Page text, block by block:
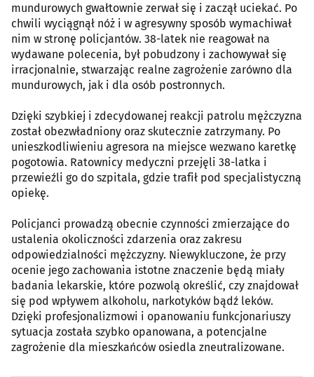
mundurowych gwałtownie zerwał się i zaczął uciekać. Po
chwili wyciągnął nóż i w agresywny sposób wymachiwał
nim w stronę policjantów. 38-latek nie reagował na
wydawane polecenia, był pobudzony i zachowywał się
irracjonalnie, stwarzając realne zagrożenie zarówno dla
mundurowych, jak i dla osób postronnych.
Dzięki szybkiej i zdecydowanej reakcji patrolu mężczyzna
został obezwładniony oraz skutecznie zatrzymany. Po
unieszkodliwieniu agresora na miejsce wezwano karetkę
pogotowia. Ratownicy medyczni przejęli 38-latka i
przewieźli go do szpitala, gdzie trafił pod specjalistyczną
opiekę.
Policjanci prowadzą obecnie czynności zmierzające do
ustalenia okoliczności zdarzenia oraz zakresu
odpowiedzialności mężczyzny. Niewykluczone, że przy
ocenie jego zachowania istotne znaczenie będą miały
badania lekarskie, które pozwolą określić, czy znajdował
się pod wpływem alkoholu, narkotyków bądź leków.
Dzięki profesjonalizmowi i opanowaniu funkcjonariuszy
sytuacja została szybko opanowana, a potencjalne
zagrożenie dla mieszkańców osiedla zneutralizowane.